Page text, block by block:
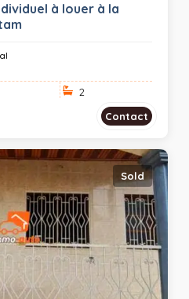
à louer à la
2
Contact
Sold